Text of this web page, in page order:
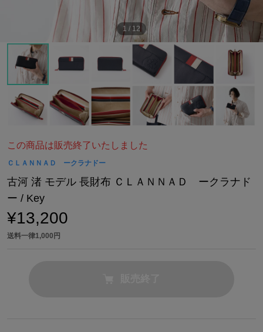
1 / 12
この商品は販売終了いたしました
ＣＬＡＮＮＡＤ ークラナドー
古河 渚 モデル 長財布 ＣＬＡＮＮＡＤ ークラナド
ー / Key
¥13,200
送料一律1,000円